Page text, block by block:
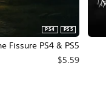
Fissure PS4 & PS5
PS5
PS4
$5.59